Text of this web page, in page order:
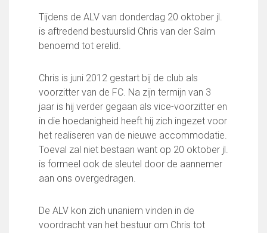
Teams
Toegangs- en seizoenskaarten
Heren- en jongensvoetbal
Vrouwen 1
Vrouwen- en meidenvoetbal
7 tegen 7 Voetbal (35+)
Zaalvoetbal
Walking Football
Uitslagen
Onze opleiding
Tijdens de ALV van donderdag 20 oktober jl.
is aftredend bestuurslid Chris van der Salm
benoemd tot erelid.
Chris is juni 2012 gestart bij de club als
voorzitter van de FC. Na zijn termijn van 3
jaar is hij verder gegaan als vice-voorzitter en
in die hoedanigheid heeft hij zich ingezet voor
het realiseren van de nieuwe accommodatie.
Toeval zal niet bestaan want op 20 oktober jl.
is formeel ook de sleutel door de aannemer
aan ons overgedragen.
De ALV kon zich unaniem vinden in de
voordracht van het bestuur om Chris tot